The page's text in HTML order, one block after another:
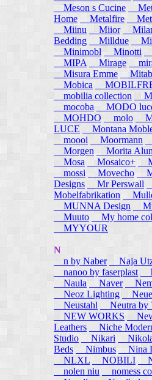
Meson s Cucine
Home Metalfire
Miinu
Miior
Bedding
Milldue
Minimobl Minotti
MIPA
Mirage
Misura Emme
Mitab
Mobica
mobilia collection
mocoba
MODO
MOHDO
molo
LUCE
Montana
moooi
Moormann
Morgen
Morita
Mosa
Mosaico+
mossi
Movecho
Designs
Mr Perswall
Mobelfabrikation
MUNNA Design
Muuto My home
MYYOUR
N
n by Naber
Naja
nanoo by faserplast
Naula
Naver
Neoz Lighting
Neue
Neustahl
Neutra by
NEW WORKS
Leathers
Niche
Studio
Nikari
Beds
Nimbus Nina
NLXL
NOBILI
nolen niu
nomess